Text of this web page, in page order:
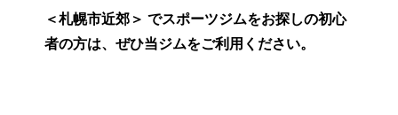
＜札幌市近郊＞ でスポーツジムをお探しの初心
者の方は、ぜひ当ジムをご利用ください。